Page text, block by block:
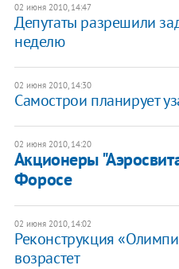
02 июня 2010, 14:47
Депутаты разрешили
неделю
02 июня 2010, 14:30
Самострои планирует
02 июня 2010, 14:20
Акционеры
Форосе
02 июня 2010, 14:02
Реконструкция
возрастет